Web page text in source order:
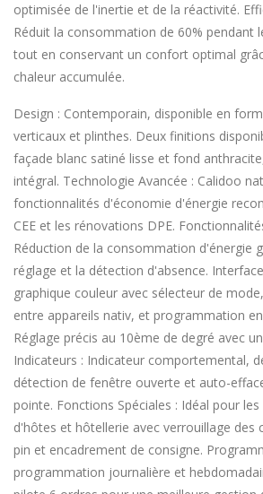
optimisée de l'inertie et de la réactivité.
Réduit la consommation de 60% pendant
tout en conservant un confort optimal
chaleur accumulée.
Design : Contemporain, disponible en
verticaux et plinthes. Deux finitions
façade blanc satiné lisse et fond
intégral. Technologie Avancée : Calidoo
fonctionnalités d'économie d'énergie
CEE et les rénovations DPE.
Réduction de la consommation d'énergie
réglage et la détection d'absence.
graphique couleur avec sélecteur de
entre appareils nativ, et programmation
Réglage précis au 10ème de degré avec
Indicateurs : Indicateur comportemental,
détection de fenêtre ouverte et auto-
pointe. Fonctions Spéciales : Idéal pour
d'hôtes et hôtellerie avec verrouillage des
pin et encadrement de consigne.
programmation journalière et